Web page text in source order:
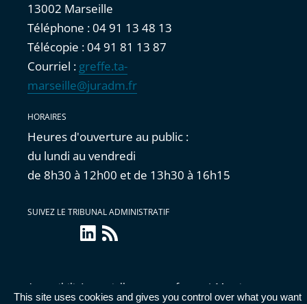
This site uses cookies and gives you control over what you want
13002 Marseille
Téléphone : 04 91 13 48 13
Télécopie : 04 91 81 13 87
Courriel : greffe.ta-
marseille@juradm.fr
HORAIRES
Heures d'ouverture au public :
du lundi au vendredi
de 8h30 à 12h00 et de 13h30 à 16h15
SUIVEZ LE TRIBUNAL ADMINISTRATIF
linkedin
Flux
RSS
Accessibilité : partiellement conforme | Mentions